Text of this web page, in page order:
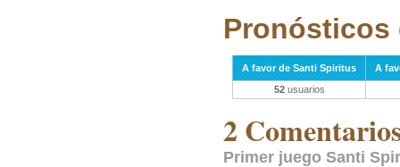
Pronósticos
A favor de Santi Spiritus
A
52usuarios
2
Primer juego Santi